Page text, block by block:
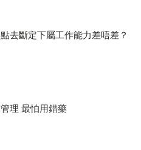
點去斷定下屬工作能力差唔差？
管理 最怕用錯藥